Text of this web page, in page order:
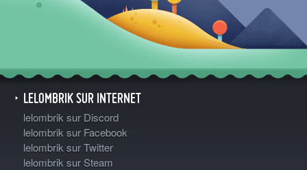
LELOMBRIK SUR INTERNET
lelombrik sur Discord
lelombrik sur Facebook
lelombrik sur Twitter
lelombrik sur Steam